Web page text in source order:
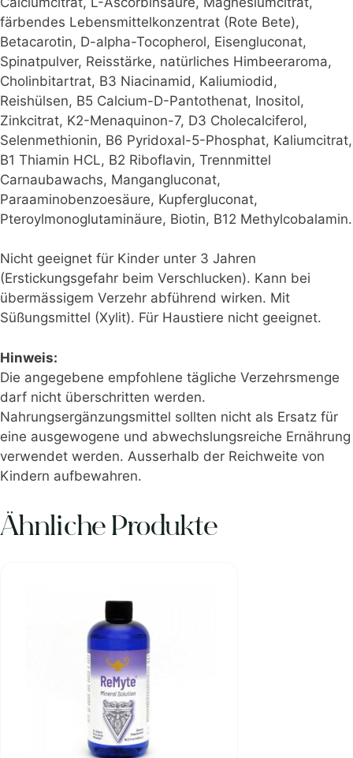
färbendes Lebensmittelkonzentrat (Rote Bete),
Betacarotin, D-alpha-Tocopherol, Eisengluconat,
Spinatpulver, Reisstärke, natürliches Himbeeraroma,
Cholinbitartrat, B3 Niacinamid, Kaliumiodid,
Reishülsen, B5 Calcium-D-Pantothenat, Inositol,
Zinkcitrat, K2-Menaquinon-7, D3 Cholecalciferol,
Selenmethionin, B6 Pyridoxal-5-Phosphat, Kaliumcitrat,
B1 Thiamin HCL, B2 Riboflavin, Trennmittel
Carnaubawachs, Mangangluconat,
Paraaminobenzoesäure, Kupfergluconat,
Pteroylmonoglutaminäure, Biotin, B12 Methylcobalamin.
Nicht geeignet für Kinder unter 3 Jahren
(Erstickungsgefahr beim Verschlucken). Kann bei
übermässigem Verzehr abführend wirken. Mit
Süßungsmittel (Xylit). Für Haustiere nicht geeignet.
Hinweis:
Die angegebene empfohlene tägliche Verzehrsmenge
darf nicht überschritten werden.
Nahrungsergänzungsmittel sollten nicht als Ersatz für
eine ausgewogene und abwechslungsreiche Ernährung
verwendet werden. Ausserhalb der Reichweite von
Kindern aufbewahren.
Ähnliche Produkte